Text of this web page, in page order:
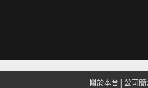
關於本台 公司簡